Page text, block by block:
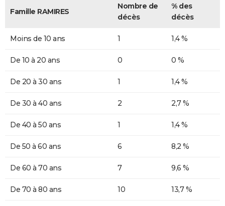
Famille RAMIRES
Nombre de
décès
% des
décès
Moins de 10 ans 1 1,4 %
De 10 à 20 ans 0 0 %
De 20 à 30 ans 1 1,4 %
De 30 à 40 ans 2 2,7 %
De 40 à 50 ans 1 1,4 %
De 50 à 60 ans 6 8,2 %
De 60 à 70 ans 7 9,6 %
De 70 à 80 ans 10 13,7 %